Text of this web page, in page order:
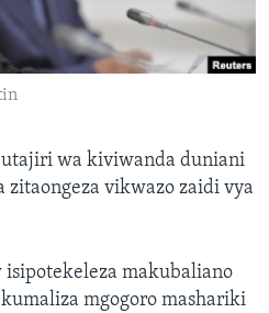
utajiri wa kiviwanda duniani
zitaongeza vikwazo zaidi vya
isipotekeleza makubaliano
mgogoro mashariki